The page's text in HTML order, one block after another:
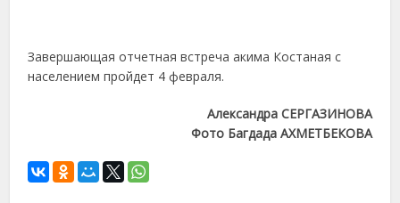
Завершающая отчетная встреча акима Костаная с
населением пройдет 4 февраля.
Александра СЕРГАЗИНОВА
Фото Багдада АХМЕТБЕКОВА